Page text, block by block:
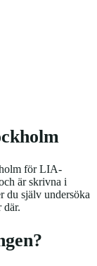
för LIA-
är skrivna i
du själv undersöka
där.